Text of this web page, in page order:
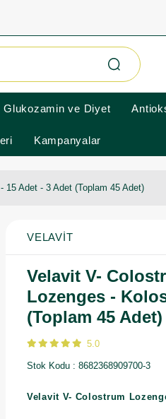
Glukozamin ve Diyet
Kampanyalar
Adet - 3 Adet (Toplam 45 Adet)
VELAVIT
Velavit V-
Lozenges -
(Toplam 45 Adet)
5.0
Stok Kodu 8682368909700-3
Velavit V- Colostrum